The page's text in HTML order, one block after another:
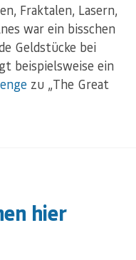
Fraktalen, Lasern,
war ein bisschen
Geldstücke bei
beispielsweise ein
zu „The Great
hier